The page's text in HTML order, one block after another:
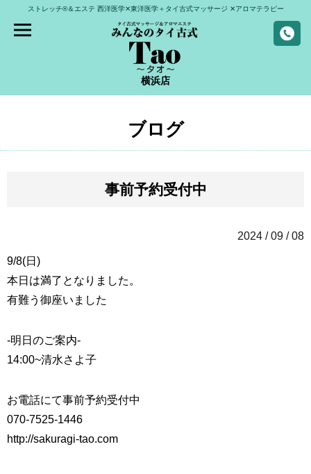
ストレッチ®＆エステ 西洋医学✕東洋医学＋タイ古式マッサージ ✕アロマテラピー
横浜店
ブログ
事前予約受付中
2024 / 09 / 08
9/8(日)
本日は満了となりました。
有難う御座いました
-明日のご案内-
14:00~清水さよ子
お電話にて事前予約受付中
070-7525-1446
http://sakuragi-tao.com